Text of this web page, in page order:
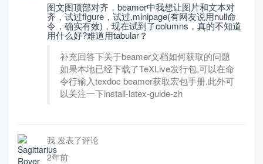
图文图顶部对齐，beamer中我想让图片和文本对
齐，试过figure，试过,minipage(有网友说用null命
令，确实有效)，现在试到了columns，真的不知道
用什么好?难道用tabular？
补充回答下关于beamer文档如何获取的问题
如果本地已经下载了TeXLive发行包,可以在命
令行输入texdoc beamer获取宏包手册.此外可
以关注一下install-latex-guide-zh
我 发表了评论
2年前